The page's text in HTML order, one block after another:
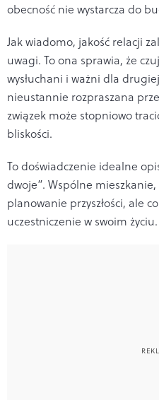
obecność nie wystarcza do
Jak wiadomo, jakość relacji
uwagi. To ona sprawia, że
wysłuchani i ważni dla
nieustannie rozpraszana
związek może stopniowo
bliskości.
To doświadczenie idealne
dwoje”. Wspólne
planowanie przyszłości, ale
uczestniczenie w swoim życiu.